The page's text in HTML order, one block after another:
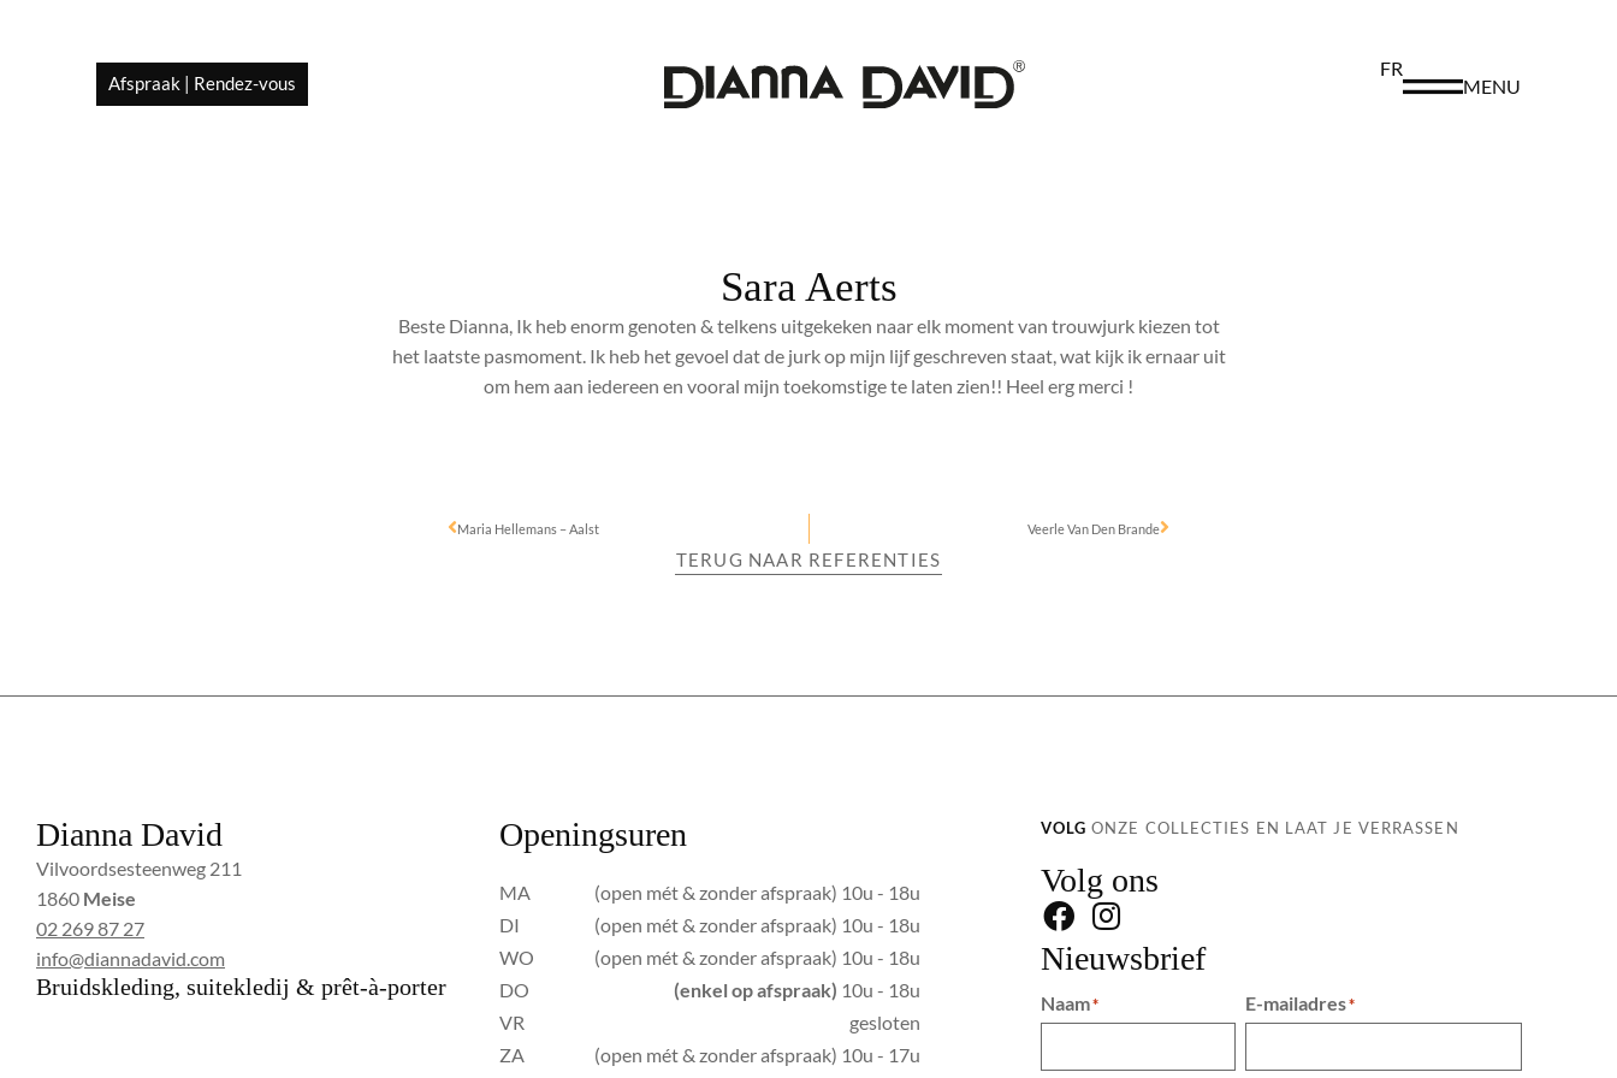
Afspraak | Rendez-vous
FR
MENU
Sara Aerts
Beste Dianna, Ik heb enorm genoten & telkens uitgekeken naar elk moment van trouwjurk kiezen tot
het laatste pasmoment. Ik heb het gevoel dat de jurk op mijn lijf geschreven staat, wat kijk ik ernaar uit
om hem aan iedereen en vooral mijn toekomstige te laten zien!! Heel erg merci !
Maria Hellemans – Aalst Veerle Van Den Brande
TERUG NAAR REFERENTIES
Dianna David
Vilvoordsesteenweg 211
1860 Meise
02 269 87 27
info@diannadavid.com
Bruidskleding, suitekledij & prêt-à-porter
Openingsuren
MA
(open mét & zonder afspraak) 10u - 18u
DI
(open mét & zonder afspraak) 10u - 18u
WO
(open mét & zonder afspraak) 10u - 18u
DO
(enkel op afspraak) 10u - 18u
VR
gesloten
ZA
(open mét & zonder afspraak) 10u - 17u
VOLG ONZE COLLECTIES EN LAAT JE VERRASSEN
Volg ons
Nieuwsbrief
Naam* E-mailadres*